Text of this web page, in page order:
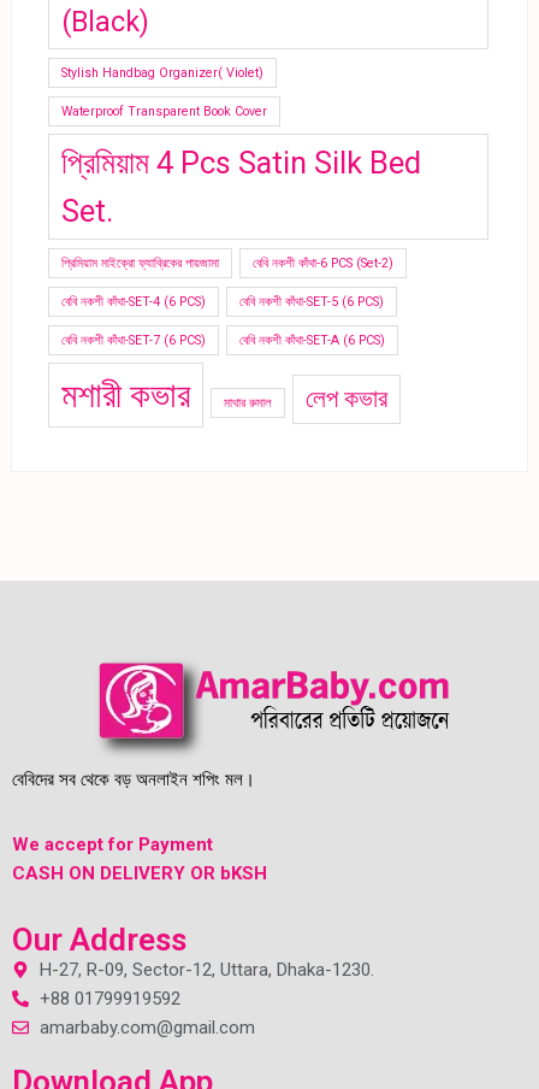
(Black)
Stylish Handbag Organizer( Violet)
Waterproof Transparent Book Cover
প্রিমিয়াম 4 Pcs Satin Silk Bed
Set.
প্রিমিয়াম মাইক্রো ফ্যাব্রিকের পায়জামা বেবি নকশী কাঁথা-6 PCS (Set-2)
বেবি নকশী কাঁথা-SET-4 (6 PCS) বেবি নকশী কাঁথা-SET-5 (6 PCS)
বেবি নকশী কাঁথা-SET-7 (6 PCS) বেবি নকশী কাঁথা-SET-A (6 PCS)
মশারী কভার মাথার রুমাল লেপ কভার
বেবিদের সব থেকে বড় অনলাইন শপিং মল।
We accept for Payment
CASH ON DELIVERY OR bKSH
Our Address
H-27, R-09, Sector-12, Uttara, Dhaka-1230.
+88 01799919592
amarbaby.com@gmail.com